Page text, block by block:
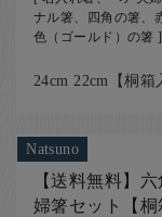
ナル箸、四角の箸、
色（ゴールド）の箸 ]
24cm 22cm【桐箱
Natsuno
【送料無料】
婦箸セット【桐